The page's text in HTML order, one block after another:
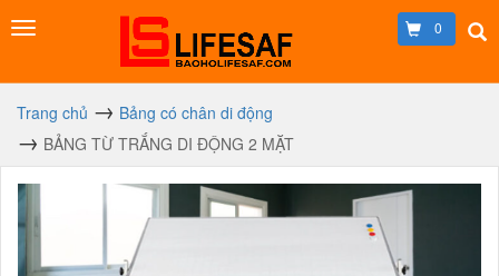
0
Trang chủ
Bảng có chân di động
BẢNG TỪ TRẮNG DI ĐỘNG 2 MẶT